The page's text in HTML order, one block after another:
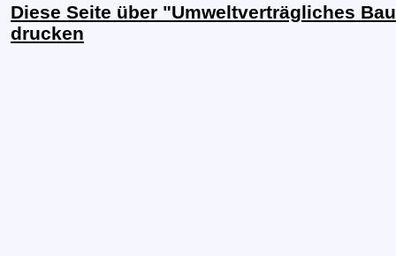
Diese Seite über "Umweltverträgliches
drucken